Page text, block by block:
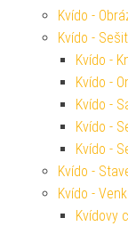
Kvído -
Kvído -
Kvído -
Kvído -
Kvído -
Kvído -
Kvído -
Kvído -
Kvído -
Kvídovy